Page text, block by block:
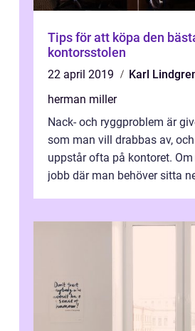
Tips för att köpa den
kontorsstolen
22 april 2019
Karl
herman miller
Nack- och ryggproblem är
som man vill drabbas av,
uppstår ofta på kontoret.
jobb där man behöver sitta